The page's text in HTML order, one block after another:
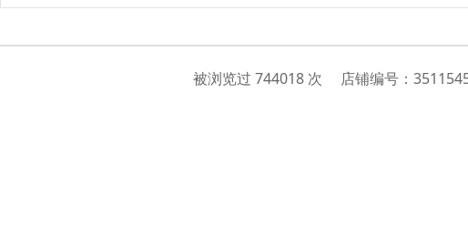
被浏览过 744018 次 店铺编号：